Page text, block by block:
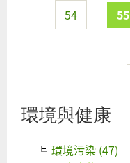
54 55
環境與健康
環境污染 (47)